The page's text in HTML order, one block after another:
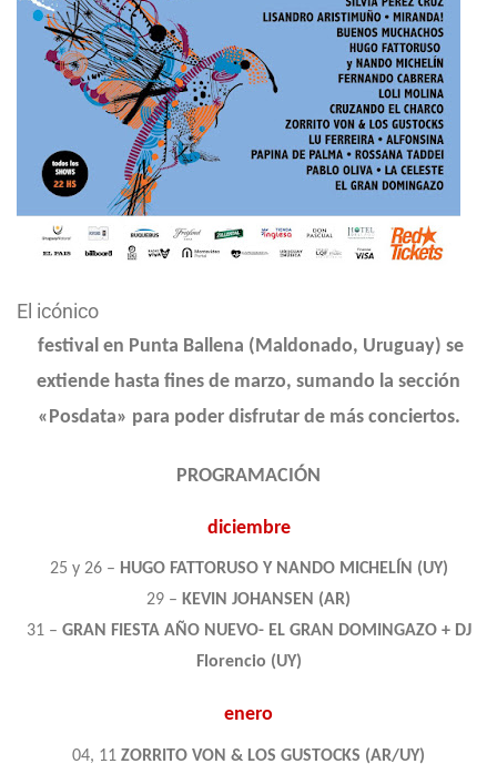
El icónico
festival en Punta Ballena (Maldonado, Uruguay) se
extiende hasta fines de marzo, sumando la sección
«Posdata» para poder disfrutar de más conciertos.
PROGRAMACIÓN
diciembre
25 y 26 – HUGO FATTORUSO Y NANDO MICHELÍN (UY)
29 – KEVIN JOHANSEN (AR)
31 – GRAN FIESTA AÑO NUEVO- EL GRAN DOMINGAZO + DJ
Florencio (UY)
enero
04, 11 ZORRITO VON & LOS GUSTOCKS (AR/UY)